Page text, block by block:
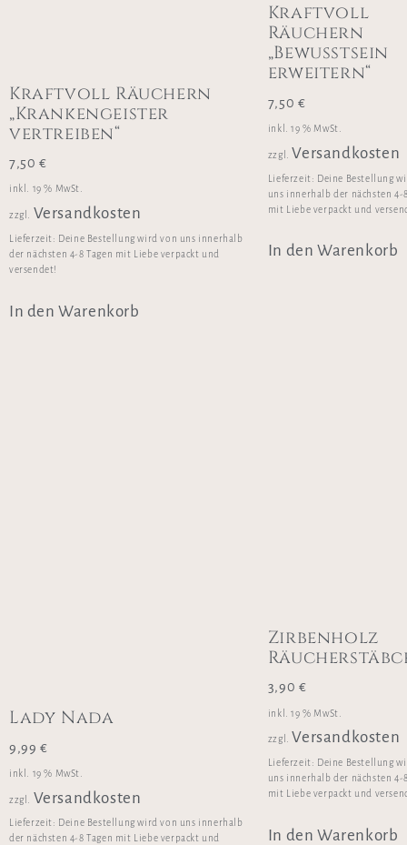
Kraftvoll Räuchern
„Krankengeister
vertreiben“
7,50 €
inkl. 19 % MwSt.
zzgl. Versandkosten
Lieferzeit: Deine Bestellung wird von uns innerhalb
der nächsten 4-8 Tagen mit Liebe verpackt und
versendet!
In den Warenkorb
Kraftvoll
Räuchern
„Bewusstsein
erweitern“
7,50 €
inkl. 19 % MwSt.
zzgl. Versandkosten
Lieferzeit: Deine Bestellung
uns innerhalb der nächsten 4-
mit Liebe verpackt und
In den Warenkorb
Lady Nada
9,99 €
inkl. 19 % MwSt.
zzgl. Versandkosten
Lieferzeit: Deine Bestellung wird von uns innerhalb
der nächsten 4-8 Tagen mit Liebe verpackt und
Zirbenholz
3,90 €
inkl. 19 % MwSt.
zzgl. Versandkosten
Lieferzeit: Deine Bestellung
uns innerhalb der nächsten 4-
mit Liebe verpackt und
In den Warenkorb